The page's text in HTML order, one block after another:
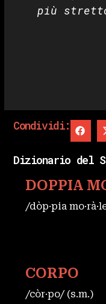
più
Condividi:
Dizionario del
DOPPIA
/dòp·pia
CORPO
/còr·po/ (s.m.)